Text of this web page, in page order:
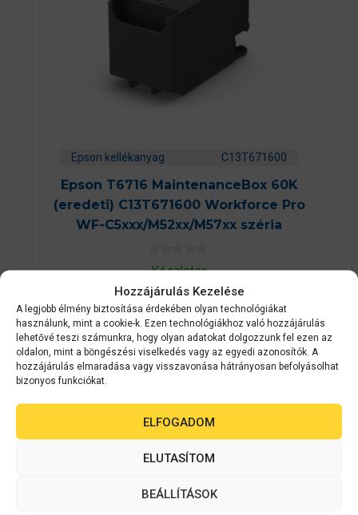
Hozzájárulás Kezelése
A legjobb élmény biztosítása érdekében olyan technológiákat
használunk, mint a cookie-k. Ezen technológiákhoz való hozzájárulás
lehetővé teszi számunkra, hogy olyan adatokat dolgozzunk fel ezen az
oldalon, mint a böngészési viselkedés vagy az egyedi azonosítók. A
hozzájárulás elmaradása vagy visszavonása hátrányosan befolyásolhat
bizonyos funkciókat.
ELFOGADOM
ELUTASÍTOM
BEÁLLÍTÁSOK
Epson kellékanyag C13T671600
Epson T6716 MaintenanceBox 60K
(eredeti) C13T671600 Workforce Pro
WF-C5xxx/M52xx/M57xx széria
0
z
5
-
b
l
Készleten
9 990Ft
KOSÁRBA TESZEM